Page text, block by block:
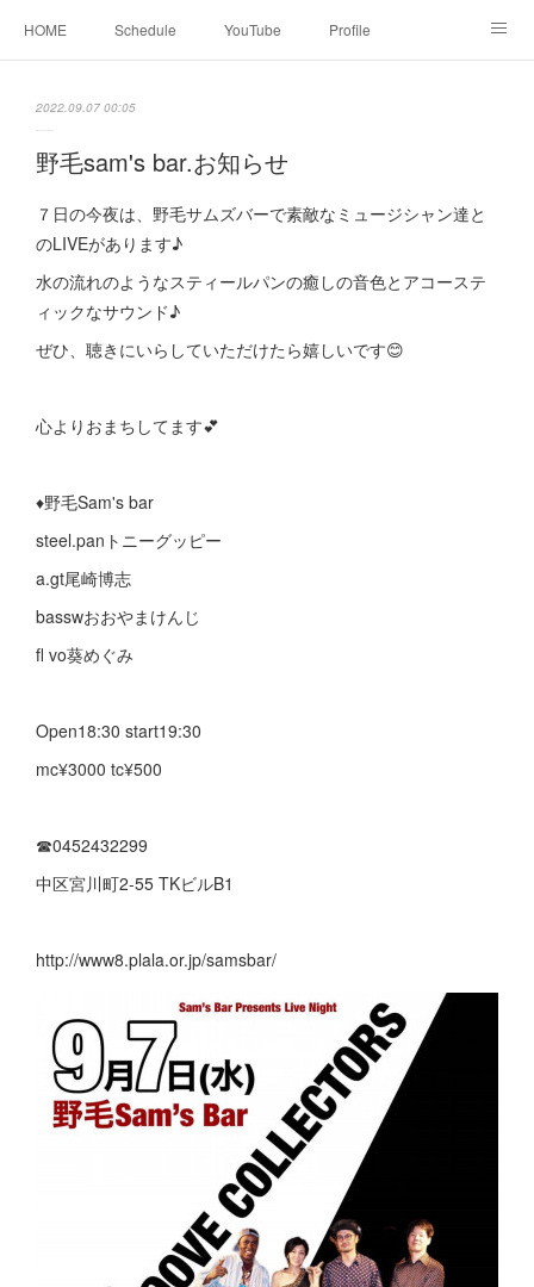
HOME Schedule YouTube Profile
2022.09.07 00:05
野毛sam's bar.お知らせ
７日の今夜は、野毛サムズバーで素敵なミュージシャン達と
のLIVEがあります♪
水の流れのようなスティールパンの癒しの音色とアコーステ
ィックなサウンド♪
ぜひ、聴きにいらしていただけたら嬉しいです😊
心よりおまちしてます💕
♦︎野毛Sam's bar
steel.panトニーグッピー
a.gt尾崎博志
basswおおやまけんじ
fl vo葵めぐみ
Open18:30 start19:30
mc¥3000 tc¥500
☎︎0452432299
中区宮川町2-55 TKビルB1
http://www8.plala.or.jp/samsbar/